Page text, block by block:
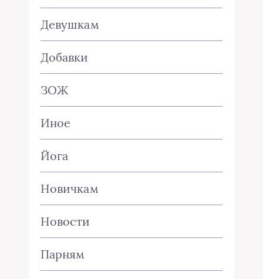
Девушкам
Добавки
ЗОЖ
Иное
Йога
Новичкам
Новости
Парням